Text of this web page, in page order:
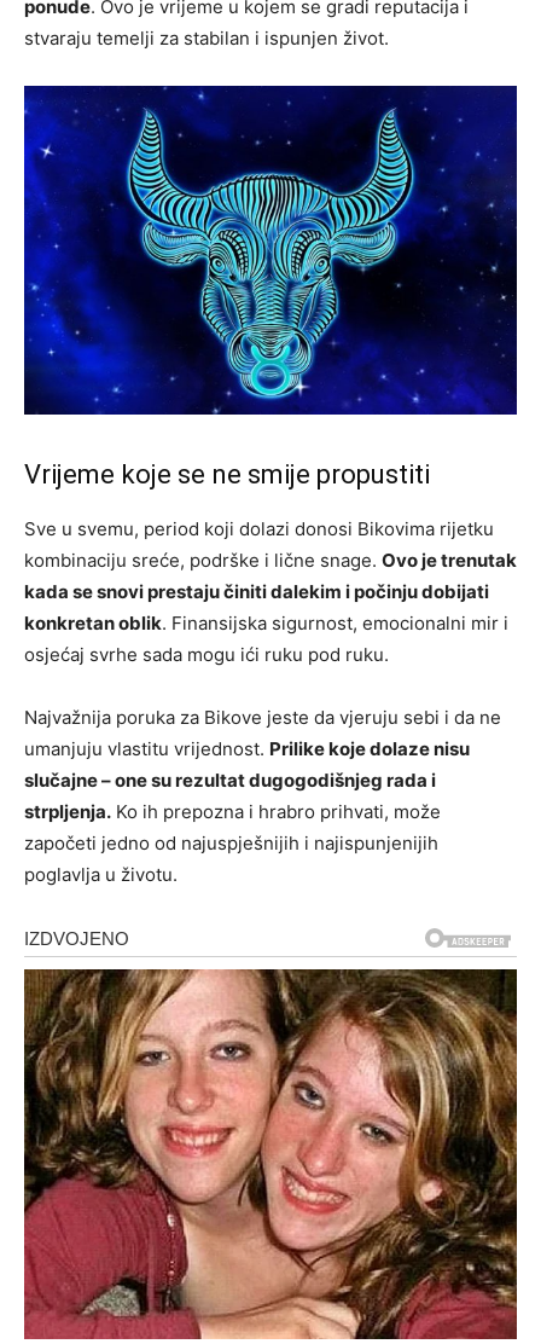
ponude. Ovo je vrijeme u kojem se gradi reputacija i
stvaraju temelji za stabilan i ispunjen život.
Vrijeme koje se ne smije propustiti
Sve u svemu, period koji dolazi donosi Bikovima rijetku
kombinaciju sreće, podrške i lične snage. Ovo je trenutak
kada se snovi prestaju činiti dalekim i počinju dobijati
konkretan oblik. Finansijska sigurnost, emocionalni mir i
osjećaj svrhe sada mogu ići ruku pod ruku.
Najvažnija poruka za Bikove jeste da vjeruju sebi i da ne
umanjuju vlastitu vrijednost. Prilike koje dolaze nisu
slučajne – one su rezultat dugogodišnjeg rada i
strpljenja. Ko ih prepozna i hrabro prihvati, može
započeti jedno od najuspješnijih i najispunjenijih
poglavlja u životu.